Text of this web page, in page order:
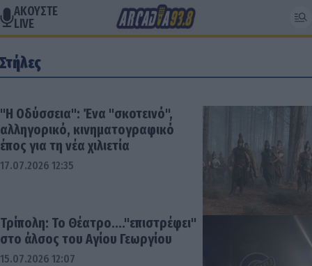
ΑΚΟΥΣΤΕ
LIVE
Στήλες
"Η Οδύσσεια": Ένα "σκοτεινό",
αλληγορικό, κινηματογραφικό
έπος για τη νέα χιλιετία
17.07.2026 12:35
Τρίπολη: Το Θέατρο...."επιστρέφει"
στο άλσος του Αγίου Γεωργίου
15.07.2026 12:07